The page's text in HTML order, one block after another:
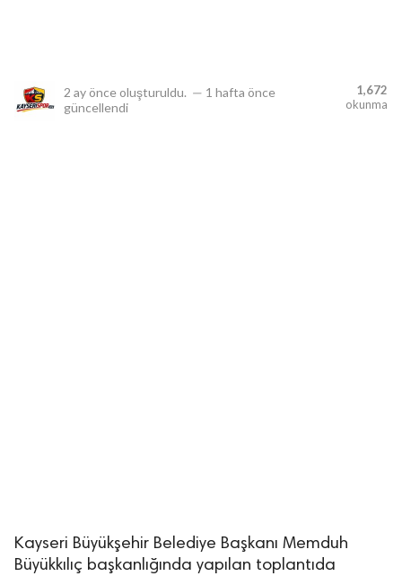
2 ay önce oluşturuldu. — 1 hafta önce
güncellendi
1,672
okunma
Kayseri Büyükşehir Belediye Başkanı Memduh
Büyükkılıç başkanlığında yapılan toplantıda